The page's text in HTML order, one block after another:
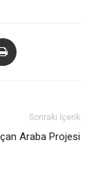
Sonraki İçerik
Araba Projesi